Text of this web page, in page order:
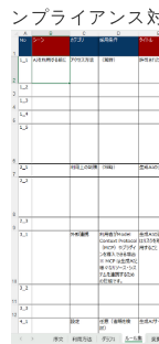
ンプライアンス